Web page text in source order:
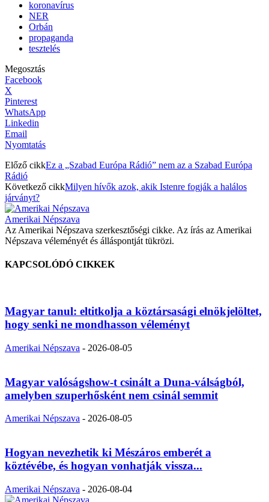
koronavírus
NER
Orbán
propaganda
tesztelés
Megosztás
Facebook
X
Pinterest
WhatsApp
Linkedin
Email
Nyomtatás
Előző cikkEz a „Szabad Európa Rádió” nem az a Szabad Európa
Rádió
Következő cikkMilyen hívők azok, akik Istenre fogják a halálos
járványt?
Amerikai Népszava
Az Amerikai Népszava szerkesztőségi cikke. Az írás az Amerikai
Népszava véleményét és álláspontját tükrözi.
KAPCSOLÓDÓ CIKKEK
Magyar tanul: eltitkolja a köztársasági elnökjelöltet,
hogy senki ne mondhasson véleményt
Amerikai Népszava - 2026-08-05
Magyar valóságshow-t csinált a Duna-válságból,
amelyben szuperhősként nem csinál semmit
Amerikai Népszava - 2026-08-05
Hogyan nevezhetik ki Mészáros emberét a
köztévébe, és hogyan vonhatják vissza...
Amerikai Népszava - 2026-08-04